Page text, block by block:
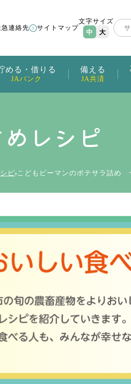
める・借りる
JAバンク
備える
JA共済
連絡先 サイトマップ
文字サイズ
中
大
レシピ
ピ こどもピーマンのポテサラ詰め